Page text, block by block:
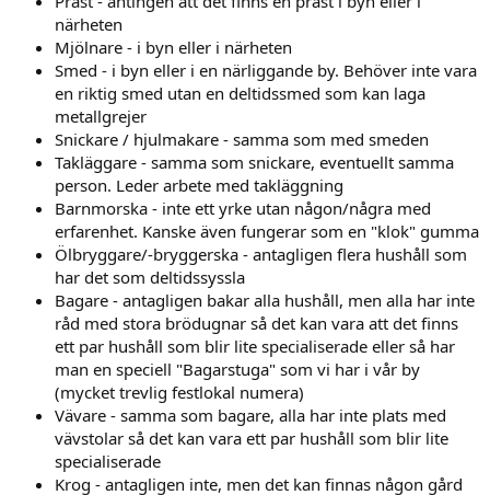
närheten
Mjölnare - i byn eller i närheten
Smed - i byn eller i en närliggande by. Behöver inte vara
en riktig smed utan en deltidssmed som kan laga
metallgrejer
Snickare / hjulmakare - samma som med smeden
Takläggare - samma som snickare, eventuellt samma
person. Leder arbete med takläggning
Barnmorska - inte ett yrke utan någon/några med
erfarenhet. Kanske även fungerar som en "klok" gumma
Ölbryggare/-bryggerska - antagligen flera hushåll som
har det som deltidssyssla
Bagare - antagligen bakar alla hushåll, men alla har inte
råd med stora brödugnar så det kan vara att det finns
ett par hushåll som blir lite specialiserade eller så har
man en speciell "Bagarstuga" som vi har i vår by
(mycket trevlig festlokal numera)
Vävare - samma som bagare, alla har inte plats med
vävstolar så det kan vara ett par hushåll som blir lite
specialiserade
Krog - antagligen inte, men det kan finnas någon gård